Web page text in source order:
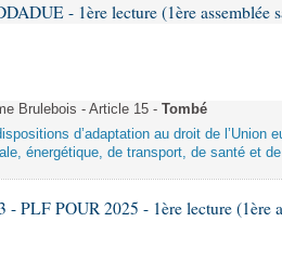
- 1ère lecture (1ère assemblée
Brulebois - Article 15 - Tombé
d’adaptation au droit de l’Union
énergétique, de transport, de santé et
- PLF POUR 2025 - 1ère lecture (1ère